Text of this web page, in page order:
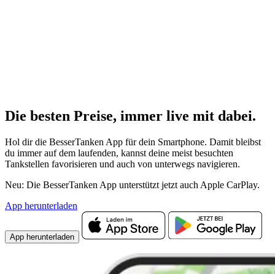
Die besten Preise, immer live mit dabei.
Hol dir die BesserTanken App für dein Smartphone. Damit bleibst
du immer auf dem laufenden, kannst deine meist besuchten
Tankstellen favorisieren und auch von unterwegs navigieren.
Neu: Die BesserTanken App unterstützt jetzt auch Apple CarPlay.
App herunterladen
App herunterladen